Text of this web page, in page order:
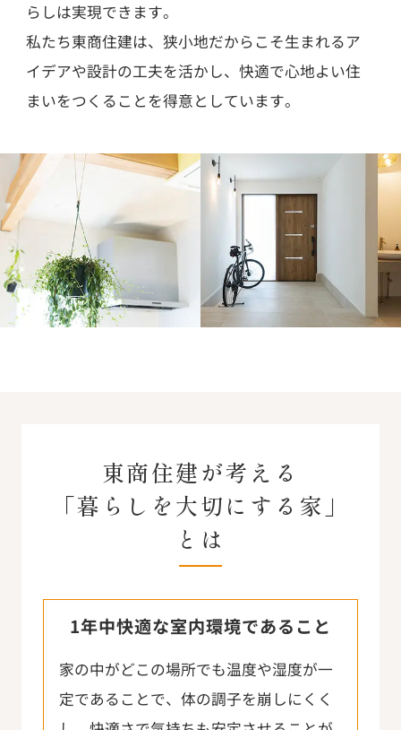
らしは実現できます。
私たち東商住建は、狭小地だからこそ生まれるア
イデアや設計の工夫を活かし、快適で心地よい住
まいをつくることを得意としています。
東商住建が考える
「暮らしを大切にする家」
とは
1年中快適な室内環境であること
家の中がどこの場所でも温度や湿度が一
定であることで、体の調子を崩しにくく